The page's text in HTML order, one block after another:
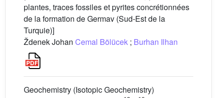
plantes, traces fossiles et pyrites concrétionnées
de la formation de Germav (Sud-Est de la
Turquie)]
Ždenek Johan Cemal Bölücek ; Burhan Ilhan
Geochemistry (Isotopic Geochemistry)